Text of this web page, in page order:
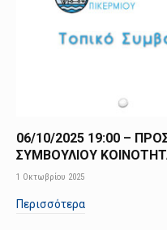
06/10/2025 19:00 –
ΣΥΜΒΟΥΛΙΟΥ
1 Οκτωβρίου 2025
Περισσότερα